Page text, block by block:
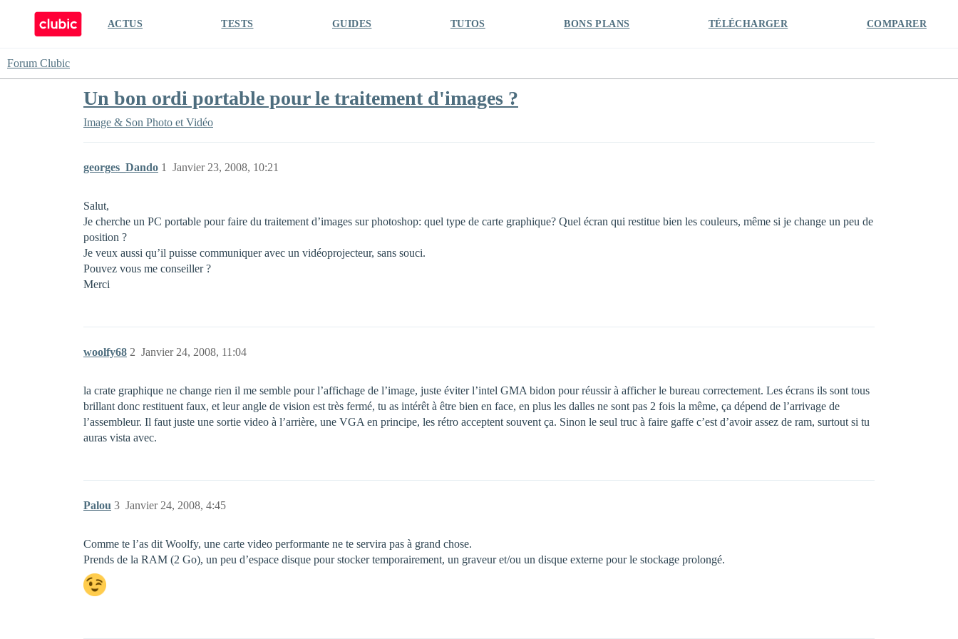
ACTUS TESTS GUIDES TUTOS BONS PLANS TÉLÉCHARGER COMPARER
Forum Clubic
Un bon ordi portable pour le traitement d'images ?
Image & Son Photo et Vidéo
georges_Dando Janvier 23, 2008, 10:21
1
Salut,
Je cherche un PC portable pour faire du traitement d’images sur photoshop: quel type de carte graphique? Quel écran qui restitue bien les couleurs, même si je change un peu de
position ?
Je veux aussi qu’il puisse communiquer avec un vidéoprojecteur, sans souci.
Pouvez vous me conseiller ?
Merci
woolfy68 Janvier 24, 2008, 11:04
2
la crate graphique ne change rien il me semble pour l’affichage de l’image, juste éviter l’intel GMA bidon pour réussir à afficher le bureau correctement. Les écrans ils sont tous
brillant donc restituent faux, et leur angle de vision est très fermé, tu as intérêt à être bien en face, en plus les dalles ne sont pas 2 fois la même, ça dépend de l’arrivage de
l’assembleur. Il faut juste une sortie video à l’arrière, une VGA en principe, les rétro acceptent souvent ça. Sinon le seul truc à faire gaffe c’est d’avoir assez de ram, surtout si tu
auras vista avec.
Palou Janvier 24, 2008, 4:45
3
Comme te l’as dit Woolfy, une carte video performante ne te servira pas à grand chose.
Prends de la RAM (2 Go), un peu d’espace disque pour stocker temporairement, un graveur et/ou un disque externe pour le stockage prolongé.